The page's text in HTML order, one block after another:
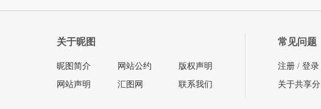
关于昵图
昵图简介
网站声明
网站公约
汇图网
版权声明
联系我们
常见问题
注册 / 登录
关于共享分